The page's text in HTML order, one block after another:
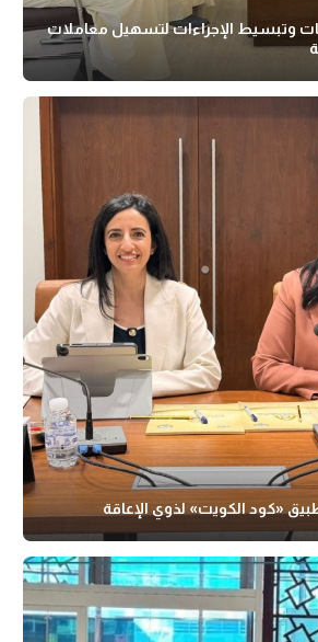
وتبسيط الإجراءات لتسهيل معاملات
«كود الكويت» لذوي الإعاقة